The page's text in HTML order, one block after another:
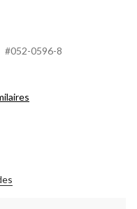
#052-0596-8